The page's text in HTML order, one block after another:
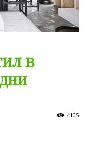
в
4105